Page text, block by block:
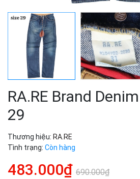
RA.RE Brand
29
Thương hiệu: RA.RE
Tình trạng: Còn hàng
483.000₫ 690.000₫